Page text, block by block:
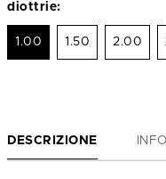
diottrie:
1.00 1.50 2.00
DESCRIZIONE